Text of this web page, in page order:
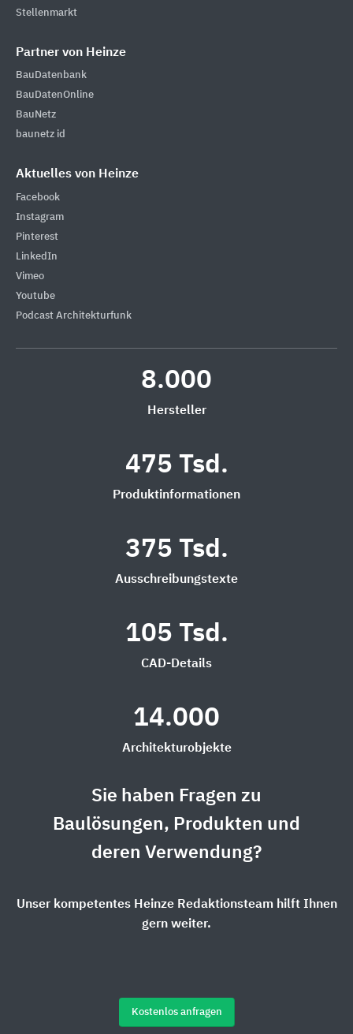
Stellenmarkt
Partner von Heinze
BauDatenbank
BauDatenOnline
BauNetz
baunetz id
Aktuelles von Heinze
Facebook
Instagram
Pinterest
LinkedIn
Vimeo
Youtube
Podcast Architekturfunk
8.000
Hersteller
475 Tsd.
Produktinformationen
375 Tsd.
Ausschreibungstexte
105 Tsd.
CAD-Details
14.000
Architekturobjekte
Sie haben Fragen zu
Baulösungen, Produkten und
deren Verwendung?
Unser kompetentes Heinze Redaktionsteam hilft Ihnen
gern weiter.
Kostenlos anfragen